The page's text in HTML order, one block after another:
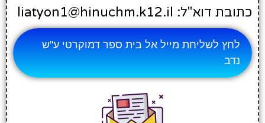
כתובת דוא"ל: liatyon1@hinuchm.k12.il
לחץ לשליחת מייל אל בית ספר דמוקרטי ע"ש
נדב